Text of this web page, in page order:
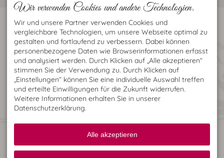
KONTAKT
Heide's Hues
Schustergasse 6
87561 Oberstdorf
DEUTSCHLAND
Tel.+49 8322 3500
Fax +49 8322 8915
heiderupar@aol.com
LAGE
Das Oberstdorfhaus mit
Bibliothek und der Kurpark
sowie das Kino sind von uns
aus in ca. 3-4 Min. zu
erreichen. Das
Heimatmuseum ist gleich
um die Ecke, Gaststätten
und Supermärkte sind in
unmittelbarer Nähe.
UNSERE VORTEILE FÜR SIE
Optional Einkauf für den
Anreisetag
WLAN
Wir verwenden Cookies und andere Technologien.
Wir und unsere Partner verwenden Cookies und
vergleichbare Technologien, um unsere Webseite optimal zu
gestalten und fortlaufend zu verbessern. Dabei können
personenbezogene Daten wie Browserinformationen erfasst
und analysiert werden. Durch Klicken auf „Alle akzeptieren“
stimmen Sie der Verwendung zu. Durch Klicken auf
„Einstellungen“ können Sie eine individuelle Auswahl treffen
und erteilte Einwilligungen für die Zukunft widerrufen.
Weitere Informationen erhalten Sie in unserer
Datenschutzerklärung.
Alle akzeptieren